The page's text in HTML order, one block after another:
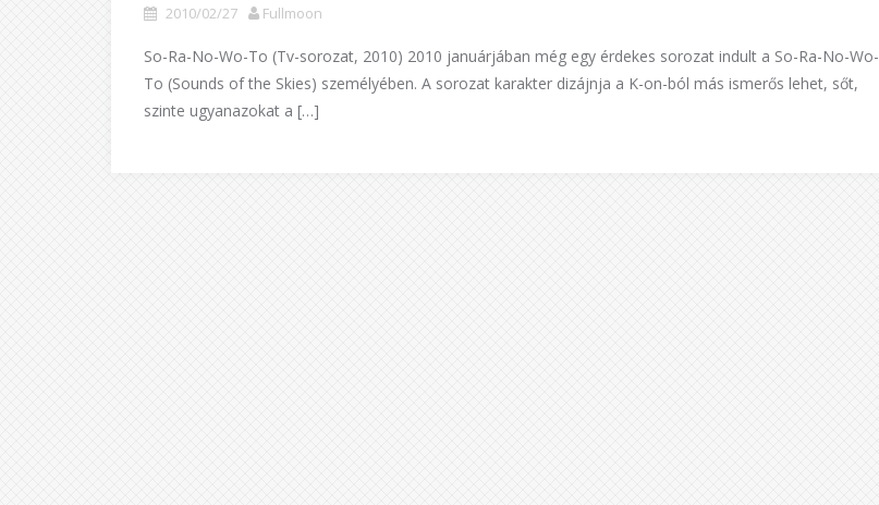
2010/02/27 Fullmoon
So-Ra-No-Wo-To (Tv-sorozat, 2010) 2010 januárjában még egy érdekes sorozat indult a So-Ra-No-Wo-
To (Sounds of the Skies) személyében. A sorozat karakter dizájnja a K-on-ból más ismerős lehet, sőt,
szinte ugyanazokat a […]